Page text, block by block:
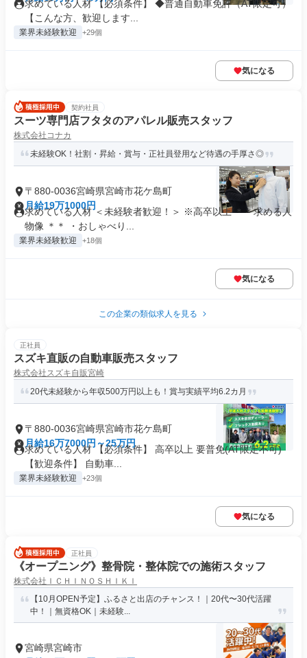
求めている人材 【必須条件】 ◆普通自動車免許（AT限定可）
【こんな方、歓迎します...
業界未経験歓迎 +29個
気になる
契約社員
スーツ専門店フタタのアパレル販売スタッフ
株式会社コナカ
未経験OK！社割・昇給・賞与・正社員登用など待遇の手厚さ◎
〒880-0036宮崎県宮崎市花ケ島町
月給19万1000円
求めている人材 ＜未経験者歓迎！＞ ※高卒以上 ＊＊求める人
物像 ＊＊ ・おしゃべり...
業界未経験歓迎 +18個
気になる
この企業の類似求人を見る
正社員
スズキ直販の自動車販売スタッフ
株式会社スズキ自販宮崎
20代未経験から年収500万円以上も！賞与実績平均6.2カ月
〒880-0036宮崎県宮崎市花ケ島町
月給16万7000円～25万円
求めている人材 【必須条件】 高卒以上 要普免(AT限定不可)
【歓迎条件】 自動車...
業界未経験歓迎 +23個
気になる
正社員
《オープニング》整骨院・整体院での施術スタッフ
株式会社ＩＣＨＩＮＯＳＨＩＫＩ
【10月OPEN予定】ふるさと出店のチャンス！｜20代〜30代活躍
中！｜無資格OK｜未経験...
宮崎県宮崎市